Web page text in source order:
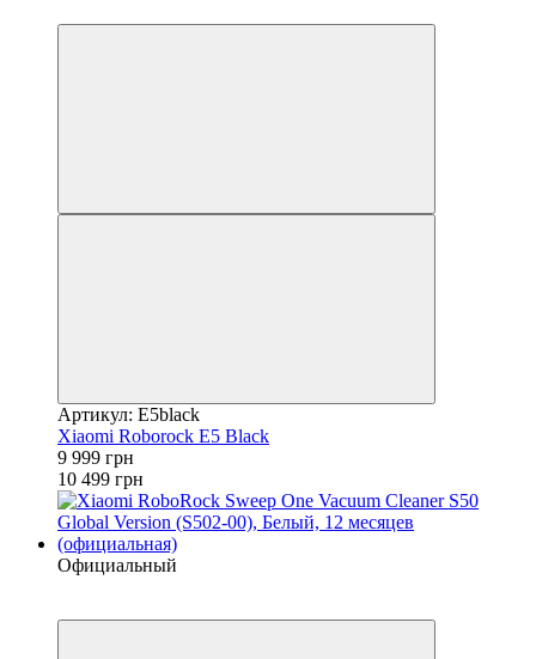
Артикул: E5black
Xiaomi Roborock E5 Black
9 999 грн
10 499 грн
Официальный